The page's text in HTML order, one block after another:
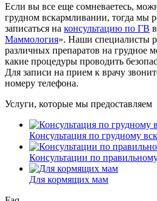
Если вы все еще сомневаетесь,
грудном вскармливании, тогда мы
записаться на консультацию по ГВ
Маммология». Наши специалисты
различных препаратов на грудное
какие процедуры проводить
Для записи на прием к врачу
номеру телефона.
Услуги, которые мы предоставляем
Консультация по грудному
Консультации по
Для кормящих мам